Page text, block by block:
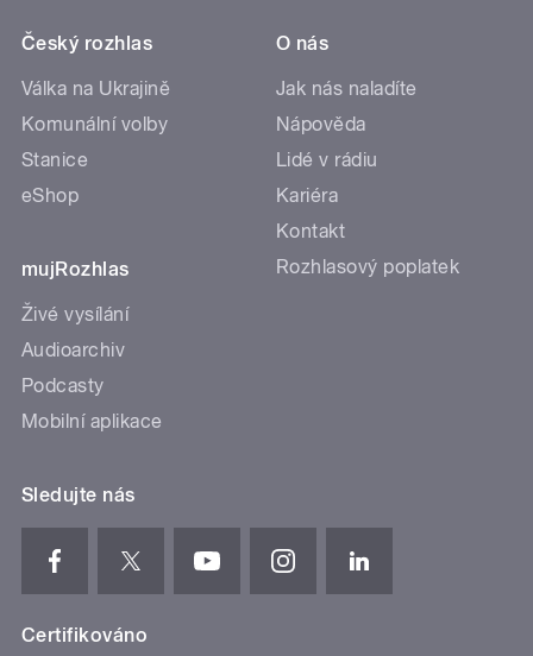
Český rozhlas
Válka na Ukrajině
Komunální volby
Stanice
eShop
mujRozhlas
Živé vysílání
Audioarchiv
Podcasty
Mobilní aplikace
O nás
Jak nás naladíte
Nápověda
Lidé v rádiu
Kariéra
Kontakt
Rozhlasový poplatek
Sledujte nás
Certifikováno